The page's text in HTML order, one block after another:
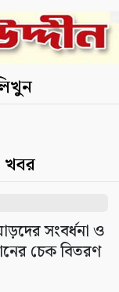
সংবর্ধনা ও
চেক বিতরণ